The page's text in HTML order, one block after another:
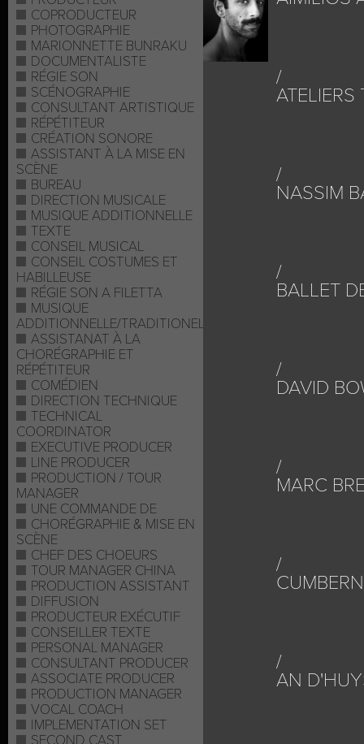
COPRODUCTEUR
PHOTOGRAPHIE
MARIONNETTE BUNRAKU
DOCUMENTALISTE
RÉGIE SON
SCÉNOGRAPHIE
CONSULTANT ARTISTIQUE
RÉPÉTITEUR
CRÉATION SONORE
ASSISTANT À LA MISE EN
SCÈNE
BUREAU
DIRECTION MUSICALE
MUSIQUE ADDITIONNELLE
TEXTE
CONSEIL MUSICAL
CONSEIL COSTUMES ET
HABILLEUSE
RÉGIE SON A FILETTA
MUSIQUE
ADDITIONNELLE/TRADITIONELLE
ASSISTANAT À LA
CHORÉGRAPHIE ET
RÉPÉTITEUR
COMÉDIEN
DIRECTION TECHNIQUE
TECHNICAL
COORDINATOR
EXECUTIVE PRODUCER
LINE PRODUCER
PRODUCTION / TOUR
MANAGER
UNE COMMANDE DE
CHORÉGRAPHIE & MISE EN
SCÈNE
CHEF DES CHOEURS
TOUR MANAGER CHINA
PRODUCTION ASSISTANT
DIFFUSION
PRODUCTEUR EXÉCUTIF
CONSEILLER TEXTE
PERSONAL MANAGER
CONSULTANT PRODUCER
ASSOCIATE PRODUCER
PRODUCTION MANAGER
VOCAL COACH
IMPLEMENTATION SET
SECOND CAST
NASSIM
BALLET
DAVID
MARC
AN